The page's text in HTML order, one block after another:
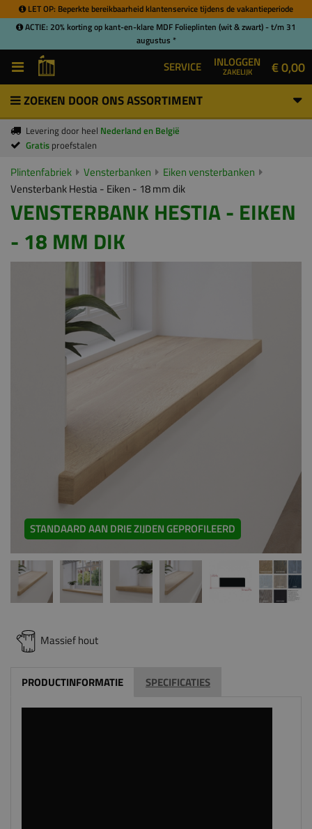
LET OP: Beperkte bereikbaarheid klantenservice tijdens de vakantieperiode
ACTIE: 20% korting op kant-en-klare MDF Folieplinten (wit & zwart) - t/m 31
augustus *
SERVICE INLOGGEN
ZAKELIJK € 0,00
ZOEKEN DOOR ONS ASSORTIMENT
Levering door heel Nederland en België
Gratis proefstalen
Plintenfabriek Vensterbanken
Eiken vensterbanken
Vensterbank Hestia - Eiken - 18 mm dik
VENSTERBANK HESTIA - EIKEN
- 18 MM DIK
STANDAARD AAN DRIE ZIJDEN GEPROFILEERD
Massief hout
PRODUCTINFORMATIE SPECIFICATIES